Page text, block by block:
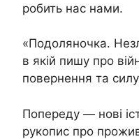
робить нас нами.
«Подоляночка.
в якій пишу про
повернення та
Попереду — нові
рукопис про